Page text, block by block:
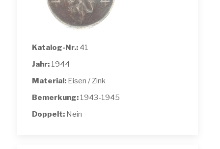
Katalog-Nr.: 41
Jahr: 1944
Material: Eisen / Zink
Bemerkung: 1943-1945
Doppelt: Nein